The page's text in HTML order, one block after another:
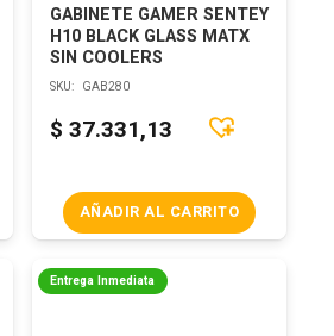
GABINETE GAMER SENTEY
H10 BLACK GLASS MATX
SIN COOLERS
SKU: GAB280
$ 37.331,13
AÑADIR AL CARRITO
Entrega Inmediata